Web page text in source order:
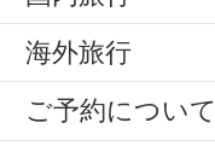
海外旅行
ご予約について